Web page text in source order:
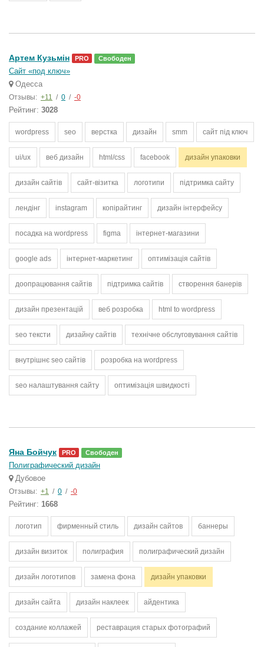
Артем Кузьмін PRO Свободен
Сайт «под ключ»
Одесса
Отзывы: +11 / 0 / -0
Рейтинг: 3028
wordpress seo верстка дизайн smm сайт під ключ
ui/ux веб дизайн html/css facebook дизайн упаковки
дизайн сайтів сайт-візитка логотипи підтримка сайту
лендінг instagram копірайтинг дизайн інтерфейсу
посадка на wordpress figma інтернет-магазини
google ads інтернет-маркетинг оптимізація сайтів
доопрацювання сайтів підтримка сайтів створення банерів
дизайн презентацій веб розробка html to wordpress
seo тексти дизайну сайтів технічне обслуговування сайтів
внутрішнє seo сайтів розробка на wordpress
seo налаштування сайту оптимізація швидкості
Яна Бойчук PRO Свободен
Полиграфический дизайн
Дубовое
Отзывы: +1 / 0 / -0
Рейтинг: 1668
логотип фирменный стиль дизайн сайтов баннеры
дизайн визиток полиграфия полиграфический дизайн
дизайн логотипов замена фона дизайн упаковки
дизайн сайта дизайн наклеек айдентика
создание коллажей реставрация старых фотографий